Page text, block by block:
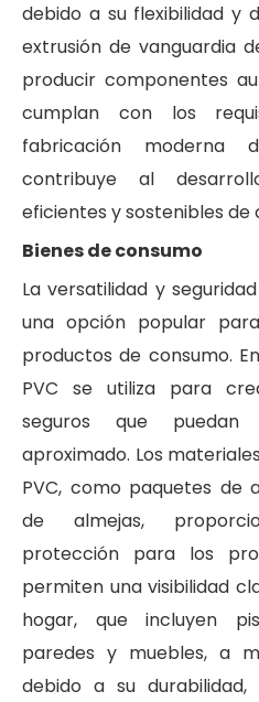
debido a su flexibilidad y
extrusión de vanguardia
producir componentes
cumplan con los
fabricación moderna
contribuye al
eficientes y sostenibles de
Bienes de consumo
La versatilidad y
una opción popular
productos de consumo.
PVC se utiliza para
seguros que
aproximado. Los
PVC, como paquetes de
de almejas,
protección para los
permiten una visibilidad
hogar, que incluyen
paredes y muebles, a
debido a su